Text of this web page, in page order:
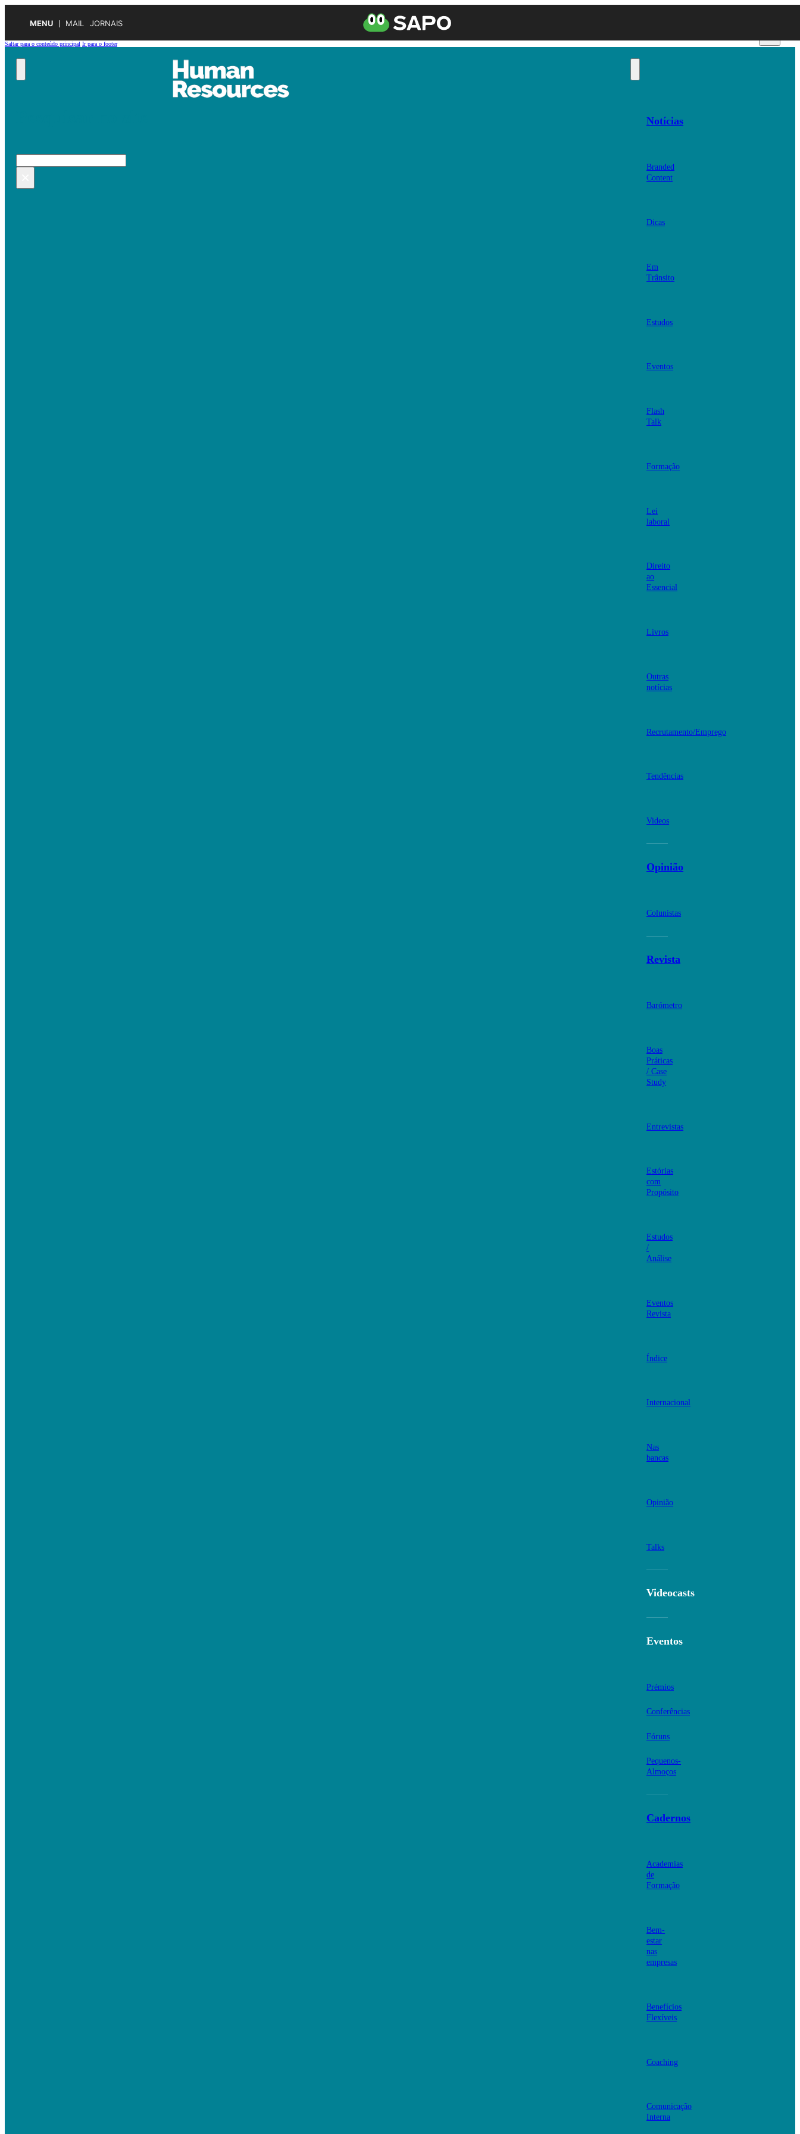
MENU MAIL JORNAIS
Saltar para o conteúdo principal Ir para o footer
Pesquisar
Notícias
Branded
Content
Dicas
Em
Trânsito
Estudos
Eventos
Flash
Talk
Formação
Lei
laboral
Direito
ao
Essencial
Livros
Outras
notícias
Recrutamento/Emprego
Tendências
Videos
Opinião
Colunistas
Revista
Barómetro
Boas
Práticas
/ Case
Study
Entrevistas
Estórias
com
Propósito
Estudos
/
Análise
Eventos
Revista
Índice
Internacional
Nas
bancas
Opinião
Talks
Videocasts
Eventos
Prémios
Conferências
Fóruns
Pequenos-
Almoços
Cadernos
Academias
de
Formação
Bem-
estar
nas
empresas
Benefícios
Flexíveis
Coaching
Comunicação
Interna